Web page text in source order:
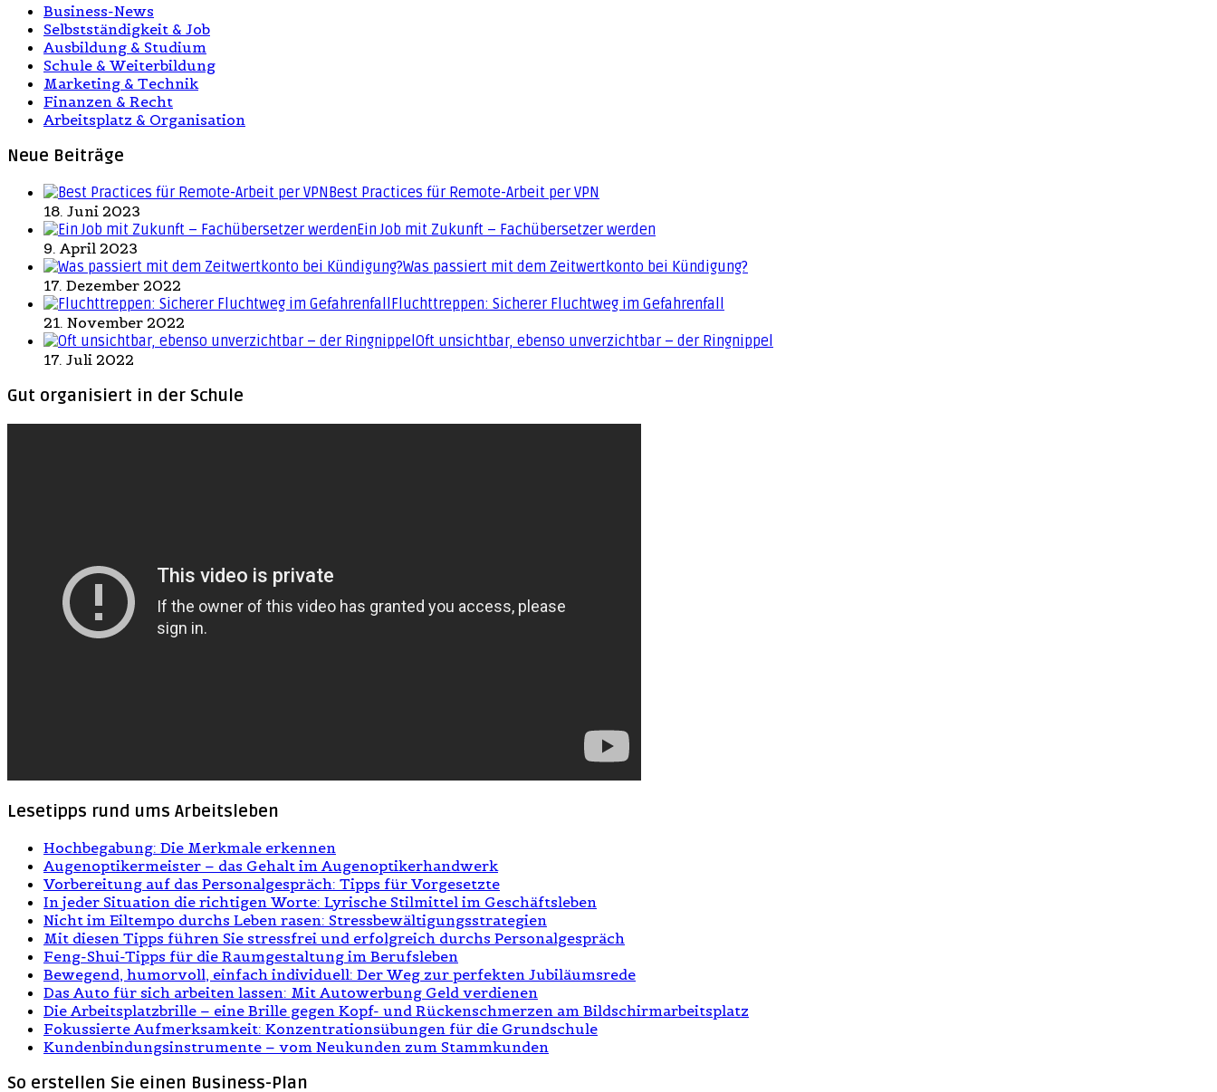
Business-News
Selbstständigkeit & Job
Ausbildung & Studium
Schule & Weiterbildung
Marketing & Technik
Finanzen & Recht
Arbeitsplatz & Organisation
Neue Beiträge
Best Practices für Remote-Arbeit per VPN
18. Juni 2023
Ein Job mit Zukunft – Fachübersetzer werden
9. April 2023
Was passiert mit dem Zeitwertkonto bei Kündigung?
17. Dezember 2022
Fluchttreppen: Sicherer Fluchtweg im Gefahrenfall
21. November 2022
Oft unsichtbar, ebenso unverzichtbar – der Ringnippel
17. Juli 2022
Gut organisiert in der Schule
Lesetipps rund ums Arbeitsleben
Hochbegabung: Die Merkmale erkennen
Augenoptikermeister – das Gehalt im Augenoptikerhandwerk
Vorbereitung auf das Personalgespräch: Tipps für Vorgesetzte
In jeder Situation die richtigen Worte: Lyrische Stilmittel im Geschäftsleben
Nicht im Eiltempo durchs Leben rasen: Stressbewältigungsstrategien
Mit diesen Tipps führen Sie stressfrei und erfolgreich durchs Personalgespräch
Feng-Shui-Tipps für die Raumgestaltung im Berufsleben
Bewegend, humorvoll, einfach individuell: Der Weg zur perfekten Jubiläumsrede
Das Auto für sich arbeiten lassen: Mit Autowerbung Geld verdienen
Die Arbeitsplatzbrille – eine Brille gegen Kopf- und Rückenschmerzen am Bildschirmarbeitsplatz
Fokussierte Aufmerksamkeit: Konzentrationsübungen für die Grundschule
Kundenbindungsinstrumente – vom Neukunden zum Stammkunden
So erstellen Sie einen Business-Plan